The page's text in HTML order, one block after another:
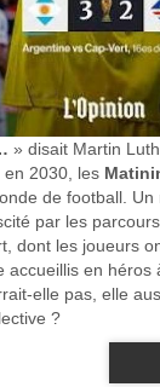
» disait Martin
en 2030, les
de football. Un
par les
dont les joueurs
accueillis en héros
elle pas, elle
?